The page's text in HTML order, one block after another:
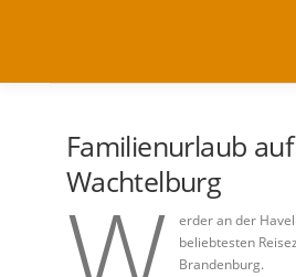
Familienurlaub
Wachtelburg
erder an der
beliebtesten
Brandenburg.